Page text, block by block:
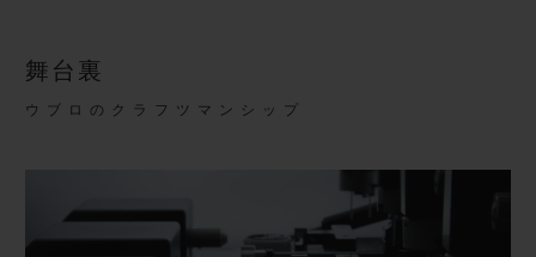
舞台裏
ウブロのクラフツマンシップ